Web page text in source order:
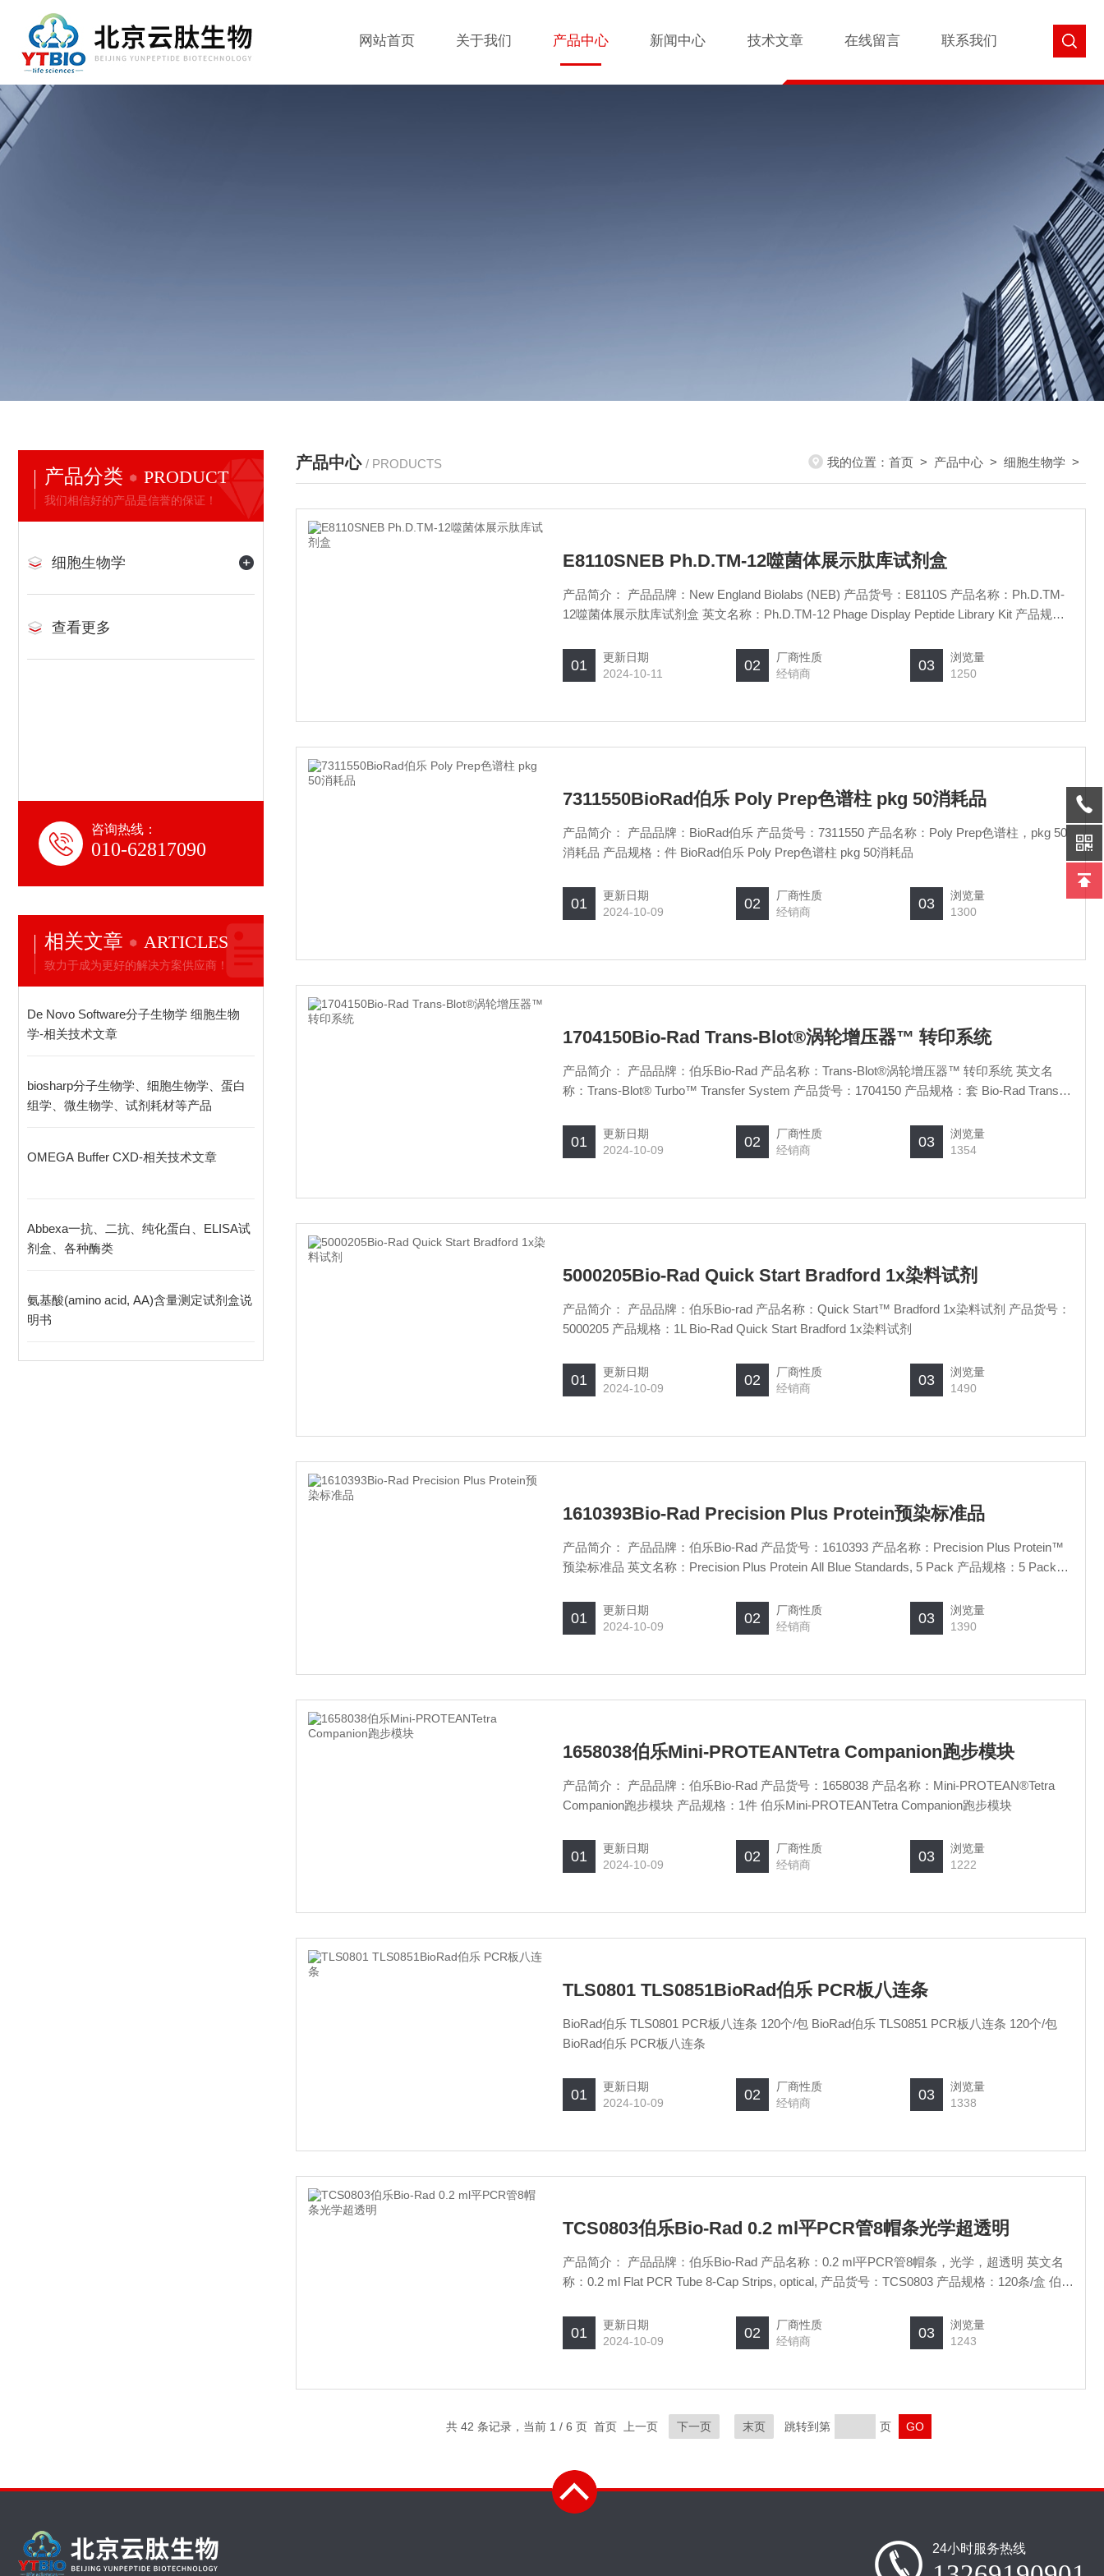
网站首页 关于我们 产品中心 新闻中心 技术文章 在线留言 联系我们
产品分类 PRODUCT
我们相信好的产品是信誉的保证！
细胞生物学
查看更多
咨询热线：
010-62817090
相关文章 ARTICLES
致力于成为更好的解决方案供应商！
De Novo Software分子生物学 细胞生物
学-相关技术文章
biosharp分子生物学、细胞生物学、蛋白
组学、微生物学、试剂耗材等产品
OMEGA Buffer CXD-相关技术文章
Abbexa一抗、二抗、纯化蛋白、ELISA试
剂盒、各种酶类
氨基酸(amino acid, AA)含量测定试剂盒说
明书
产品中心 / PRODUCTS 我的位置： 首页 > 产品中心 > 细胞生物学 >
E8110SNEB Ph.D.TM-12噬菌体展示肽库试剂盒
产品简介： 产品品牌：New England Biolabs (NEB) 产品货号：E8110S 产品名称：Ph.D.TM-
12噬菌体展示肽库试剂盒 英文名称：Ph.D.TM-12 Phage Display Peptide Library Kit 产品规
01
更新日期
2024-10-11
02
厂商性质
经销商
03
浏览量
1250
7311550BioRad伯乐 Poly Prep色谱柱 pkg 50消耗品
产品简介： 产品品牌：BioRad伯乐 产品货号：7311550 产品名称：Poly Prep色谱柱，pkg 50
消耗品 产品规格：件 BioRad伯乐 Poly Prep色谱柱 pkg 50消耗品
01
更新日期
2024-10-09
02
厂商性质
经销商
03
浏览量
1300
1704150Bio-Rad Trans-Blot®涡轮增压器™ 转印系统
产品简介： 产品品牌：伯乐Bio-Rad 产品名称：Trans-Blot®涡轮增压器™ 转印系统 英文名
称：Trans-Blot® Turbo™ Transfer System 产品货号：1704150 产品规格：套 Bio-Rad Trans-
01
更新日期
2024-10-09
02
厂商性质
经销商
03
浏览量
1354
5000205Bio-Rad Quick Start Bradford 1x染料试剂
产品简介： 产品品牌：伯乐Bio-rad 产品名称：Quick Start™ Bradford 1x染料试剂 产品货号：
5000205 产品规格：1L Bio-Rad Quick Start Bradford 1x染料试剂
01
更新日期
2024-10-09
02
厂商性质
经销商
03
浏览量
1490
1610393Bio-Rad Precision Plus Protein预染标准品
产品简介： 产品品牌：伯乐Bio-Rad 产品货号：1610393 产品名称：Precision Plus Protein™
预染标准品 英文名称：Precision Plus Protein All Blue Standards, 5 Pack 产品规格：5 Pack
01
更新日期
2024-10-09
02
厂商性质
经销商
03
浏览量
1390
1658038伯乐Mini-PROTEANTetra Companion跑步模块
产品简介： 产品品牌：伯乐Bio-Rad 产品货号：1658038 产品名称：Mini-PROTEAN®Tetra
Companion跑步模块 产品规格：1件 伯乐Mini-PROTEANTetra Companion跑步模块
01
更新日期
2024-10-09
02
厂商性质
经销商
03
浏览量
1222
TLS0801 TLS0851BioRad伯乐 PCR板八连条
BioRad伯乐 TLS0801 PCR板八连条 120个/包 BioRad伯乐 TLS0851 PCR板八连条 120个/包
BioRad伯乐 PCR板八连条
01
更新日期
2024-10-09
02
厂商性质
经销商
03
浏览量
1338
TCS0803伯乐Bio-Rad 0.2 ml平PCR管8帽条光学超透明
产品简介： 产品品牌：伯乐Bio-Rad 产品名称：0.2 ml平PCR管8帽条，光学，超透明 英文名
称：0.2 ml Flat PCR Tube 8-Cap Strips, optical, 产品货号：TCS0803 产品规格：120条/盒 伯乐
01
更新日期
2024-10-09
02
厂商性质
经销商
03
浏览量
1243
共 42 条记录，当前 1 / 6 页 首页 上一页 下一页 末页 跳转到第 页
24小时服务热线